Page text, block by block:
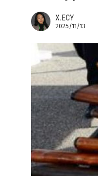
Х.ЕСҮ
2025/11/13